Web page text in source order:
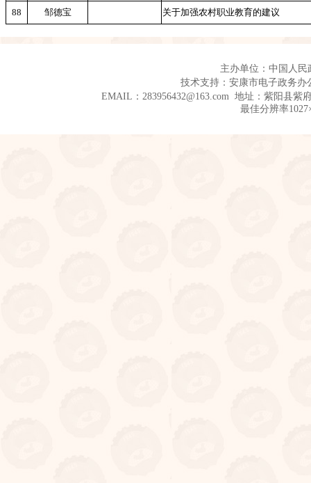
88 邹德宝 关于加强农村职业教育的建议
主办单位：中国人
技术支持：安康市电子政务
EMAIL：283956432@163.com 地址：紫阳县
最佳分辨率